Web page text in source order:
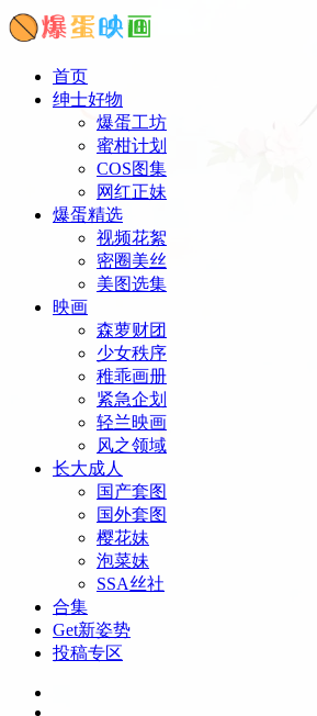
首页
绅士好物
爆蛋工坊
蜜柑计划
COS图集
网红正妹
爆蛋精选
视频花絮
密圈美丝
美图选集
映画
森萝财团
少女秩序
稚乖画册
紧急企划
轻兰映画
风之领域
长大成人
国产套图
国外套图
樱花妹
泡菜妹
SSA丝社
合集
Get新姿势
投稿专区